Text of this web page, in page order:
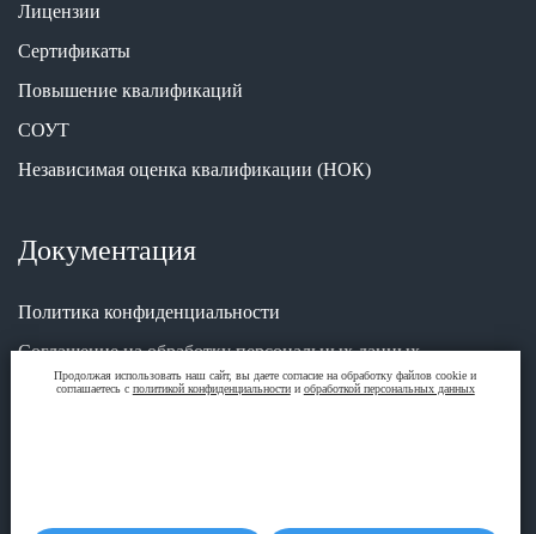
Лицензии
Сертификаты
Повышение квалификаций
СОУТ
Независимая оценка квалификации (НОК)
Документация
Политика конфиденциальности
Соглашение на обработку персональных данных
Продолжая использовать наш сайт, вы даете согласие на обработку файлов cookie и
соглашаетесь с политикой конфиденциальностии обработкой персональных данных